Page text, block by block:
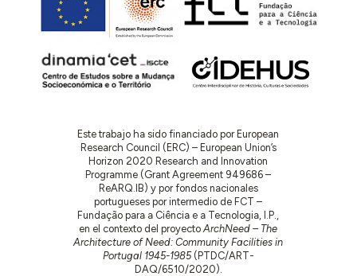
Este trabajo ha sido financiado por European
Research Council (ERC) – European Union’s
Horizon 2020 Research and Innovation
Programme (Grant Agreement 949686 –
ReARQ.IB) y por fondos nacionales
portugueses por intermedio de FCT –
Fundação para a Ciência e a Tecnologia, I.P.,
en el contexto del proyectoArchNeed – The
Architecture of Need: Community Facilities in
Portugal 1945-1985(PTDC/ART-
DAQ/6510/2020).